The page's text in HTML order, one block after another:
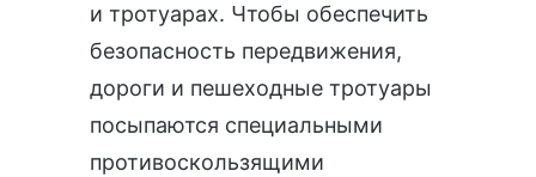
и тротуарах. Чтобы обеспечить
безопасность передвижения,
дороги и пешеходные тротуары
посыпаются специальными
противоскользящими